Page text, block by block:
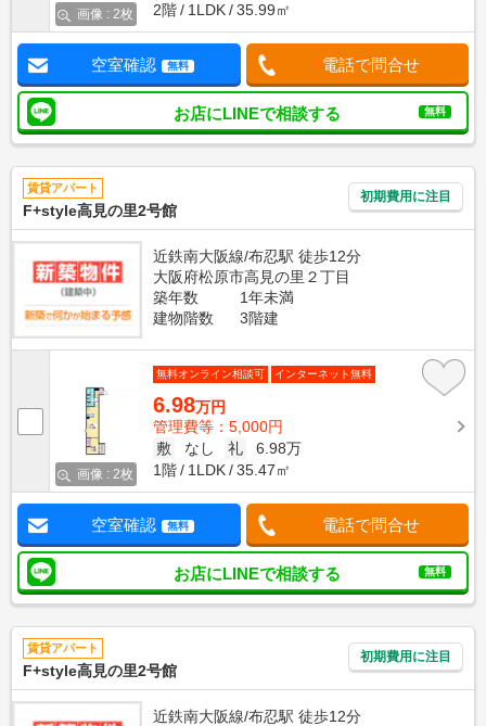
画像 : 2枚
2階
1LDK 35.99㎡
空室確認 無料 電話で問合せ
お店にLINEで相談する 無料
賃貸アパート
F+style高見の里2号館
初期費用に注目
近鉄南大阪線/布忍駅 徒歩12分
大阪府松原市高見の里２丁目
築年数
1年未満
建物階数
3階建
画像 : 2枚
無料オンライン相談可 インターネット無料
6.98万円
管理費等：5,000円
敷
なし 礼
6.98万
1階
1LDK 35.47㎡
空室確認 無料 電話で問合せ
お店にLINEで相談する 無料
賃貸アパート
F+style高見の里2号館
初期費用に注目
近鉄南大阪線/布忍駅 徒歩12分